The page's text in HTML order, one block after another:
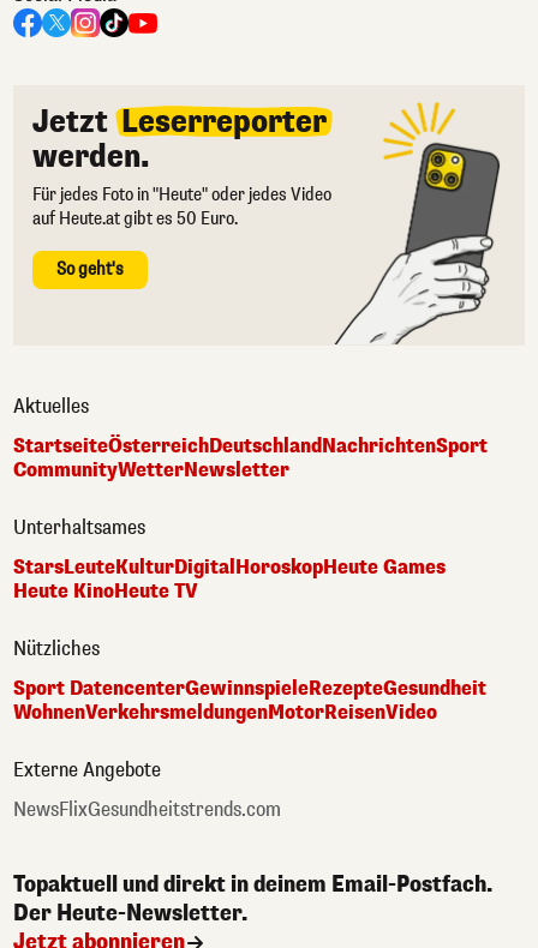
Jetzt Leserreporter
werden.
Für jedes Foto in "Heute" oder jedes Video
auf Heute.at gibt es 50 Euro.
So geht's
Aktuelles
StartseiteÖsterreichDeutschlandNachrichtenSport
CommunityWetterNewsletter
Unterhaltsames
StarsLeuteKulturDigital HoroskopHeute Games
Heute KinoHeute TV
Nützliches
Sport DatencenterGewinnspieleRezepteGesundheit
WohnenVerkehrsmeldungenMotorReisenVideo
Externe Angebote
NewsFlixGesundheitstrends.com
Topaktuell und direkt in deinem Email-Postfach.
Der Heute-Newsletter.
Jetzt abonnieren